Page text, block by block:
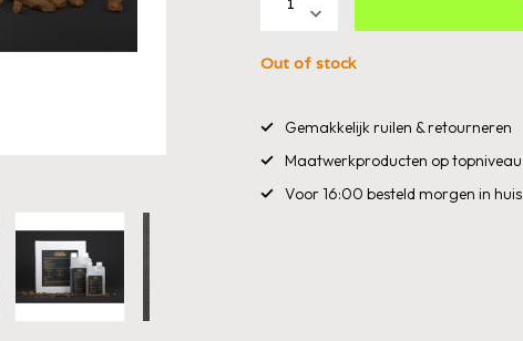
Out of stock
Gemakkelijk ruilen & retourneren
Maatwerkproducten op topniveau
Voor 16:00 besteld morgen in huis